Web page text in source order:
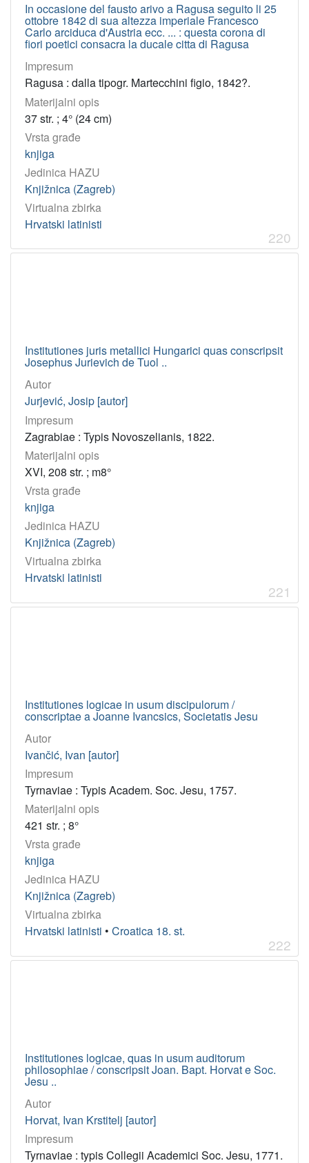
In occasione del fausto arivo a Ragusa seguito li 25
ottobre 1842 di sua altezza imperiale Francesco
Carlo arciduca d'Austria ecc. ... : questa corona di
fiori poetici consacra la ducale citta di Ragusa
Impresum
Ragusa : dalla tipogr. Martecchini figio, 1842?.
Materijalni opis
37 str. ; 4° (24 cm)
Vrsta građe
knjiga
Jedinica HAZU
Knjižnica (Zagreb)
Virtualna zbirka
Hrvatski latinisti
220
Institutiones juris metallici Hungarici quas conscripsit
Josephus Jurievich de Tuol ..
Autor
Jurjević, Josip [autor]
Impresum
Zagrabiae : Typis Novoszelianis, 1822.
Materijalni opis
XVI, 208 str. ; m8°
Vrsta građe
knjiga
Jedinica HAZU
Knjižnica (Zagreb)
Virtualna zbirka
Hrvatski latinisti
221
Institutiones logicae in usum discipulorum /
conscriptae a Joanne Ivancsics, Societatis Jesu
Autor
Ivančić, Ivan [autor]
Impresum
Tyrnaviae : Typis Academ. Soc. Jesu, 1757.
Materijalni opis
421 str. ; 8°
Vrsta građe
knjiga
Jedinica HAZU
Knjižnica (Zagreb)
Virtualna zbirka
Hrvatski latinisti • Croatica 18. st.
222
Institutiones logicae, quas in usum auditorum
philosophiae / conscripsit Joan. Bapt. Horvat e Soc.
Jesu ..
Autor
Horvat, Ivan Krstitelj [autor]
Impresum
Tyrnaviae : typis Collegii Academici Soc. Jesu, 1771.